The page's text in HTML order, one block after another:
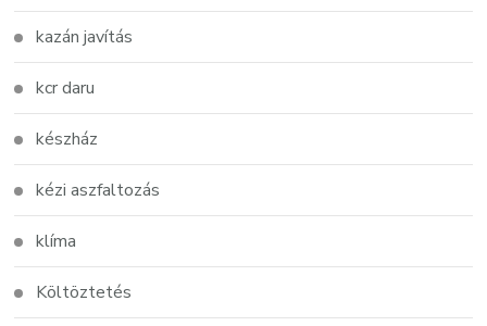
kazán javítás
kcr daru
készház
kézi aszfaltozás
klíma
Költöztetés